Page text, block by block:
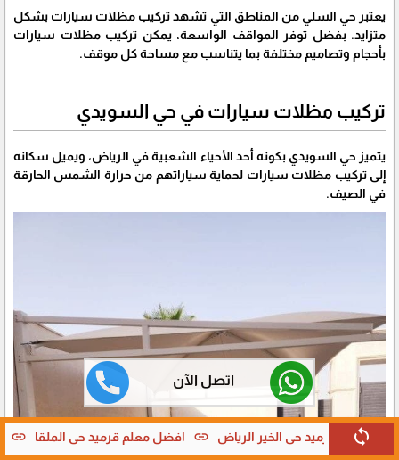
اتصل الآن
sync
افضل معلم قرميد حي الملقا link مقاول بناء تركيب قرميد جنوب الرياض
يعتبر حي السلي من المناطق التي تشهد تركيب مظلات سيارات بشكل
متزايد. بفضل توفر المواقف الواسعة، يمكن تركيب مظلات سيارات
بأحجام وتصاميم مختلفة بما يتناسب مع مساحة كل موقف.
تركيب مظلات سيارات في حي السويدي
يتميز حي السويدي بكونه أحد الأحياء الشعبية في الرياض، ويميل سكانه
إلى تركيب مظلات سيارات لحماية سياراتهم من حرارة الشمس الحارقة
في الصيف.